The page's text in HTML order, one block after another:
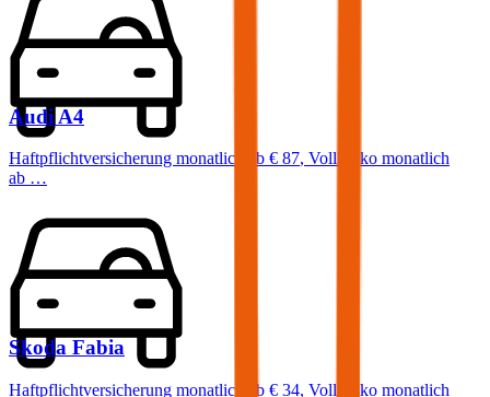
Audi A4
Haftpflichtversicherung monatlich ab € 87, Vollkasko monatlich
ab …
Skoda Fabia
Haftpflichtversicherung monatlich ab € 34, Vollkasko monatlich